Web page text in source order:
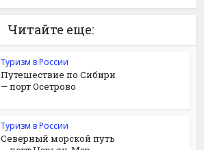
Читайте еще:
Туризм в России
Путешествие по Сибири
— порт Осетрово
Туризм в России
Северный морской путь